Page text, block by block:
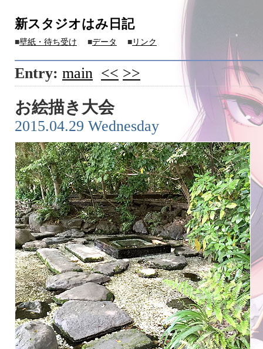
新スタジオはみ日記
■壁紙・待ち受け ■データ ■ リンク
Entry: main << >>
お絵描き大会
2015.04.29 Wednesday